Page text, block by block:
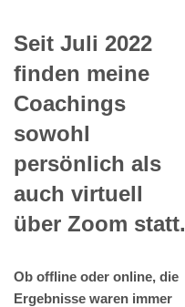
Seit Juli 2022
finden meine
Coachings
sowohl
persönlich als
auch virtuell
über Zoom statt.
Ob offline oder online, die
Ergebnisse waren immer